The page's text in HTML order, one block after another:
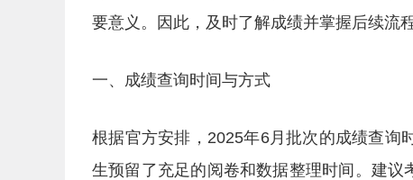
要意义。因此，及时了解成绩并掌握后续流
一、成绩查询时间与方式
根据官方安排，2025年6月批次的成绩查询
生预留了充足的阅卷和数据整理时间。建